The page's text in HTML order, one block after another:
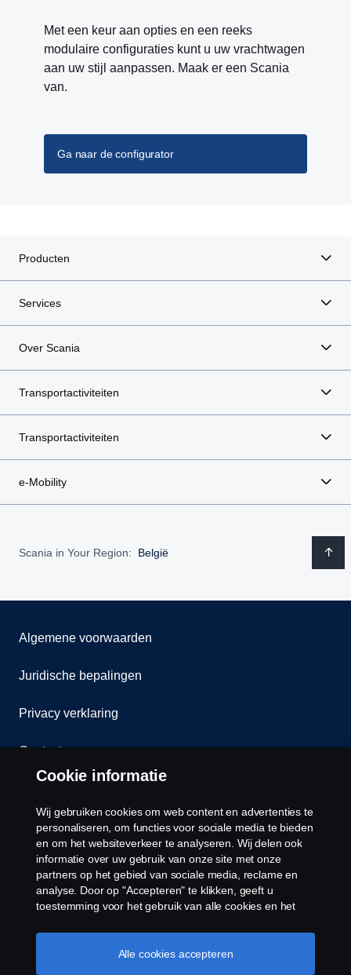
Met een keur aan opties en een reeks
modulaire configuraties kunt u uw vrachtwagen
aan uw stijl aanpassen. Maak er een Scania
van.
Ga naar de configurator
Producten
Services
Over Scania
Transportactiviteiten
Transportactiviteiten
e-Mobility
Scania in Your Region: België
Algemene voorwaarden
Juridische bepalingen
Privacy verklaring
Contact
Cookiebeleid
Cookies
Cookie informatie
Wij gebruiken cookies om web content en advertenties te
personaliseren, om functies voor sociale media te bieden
en om het websiteverkeer te analyseren. Wij delen ook
informatie over uw gebruik van onze site met onze
partners op het gebied van sociale media, reclame en
analyse. Door op "Accepteren" te klikken, geeft u
toestemming voor het gebruik van alle cookies en het
door op "Cookie Instellingen" te klikken en de
categorieën te selecteren die u wilt accepteren. Voor een
Alle cookies accepteren